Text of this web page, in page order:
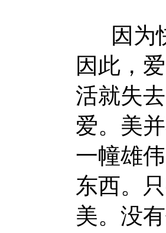
因为快
因此，
活就失
爱。美
一幢雄
东西。
美。没